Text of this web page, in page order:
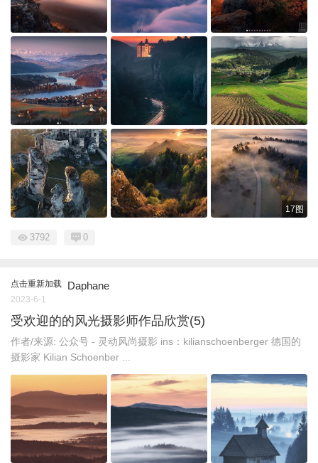
17图
3792 0
点击重新加载 Daphane
2023-6-1
受欢迎的的风光摄影师作品欣赏(5)
作者/来源: 公众号 - 灵动风尚摄影 ins：kilianschoenberger 德国的
摄影家 Kilian Schoenber ...